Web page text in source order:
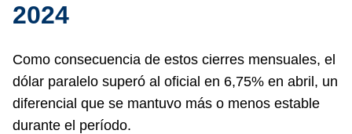
2024
Como consecuencia de estos cierres mensuales, el
dólar paralelo superó al oficial en 6,75% en abril, un
diferencial que se mantuvo más o menos estable
durante el período.